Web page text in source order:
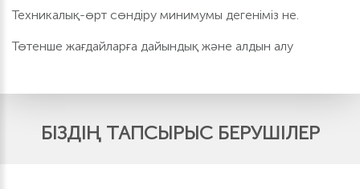
Техникалық-өрт сөндіру минимумы дегеніміз не.
Төтенше жағдайларға дайындық және алдын алу
БІЗДІҢ ТАПСЫРЫС БЕРУШІЛЕР